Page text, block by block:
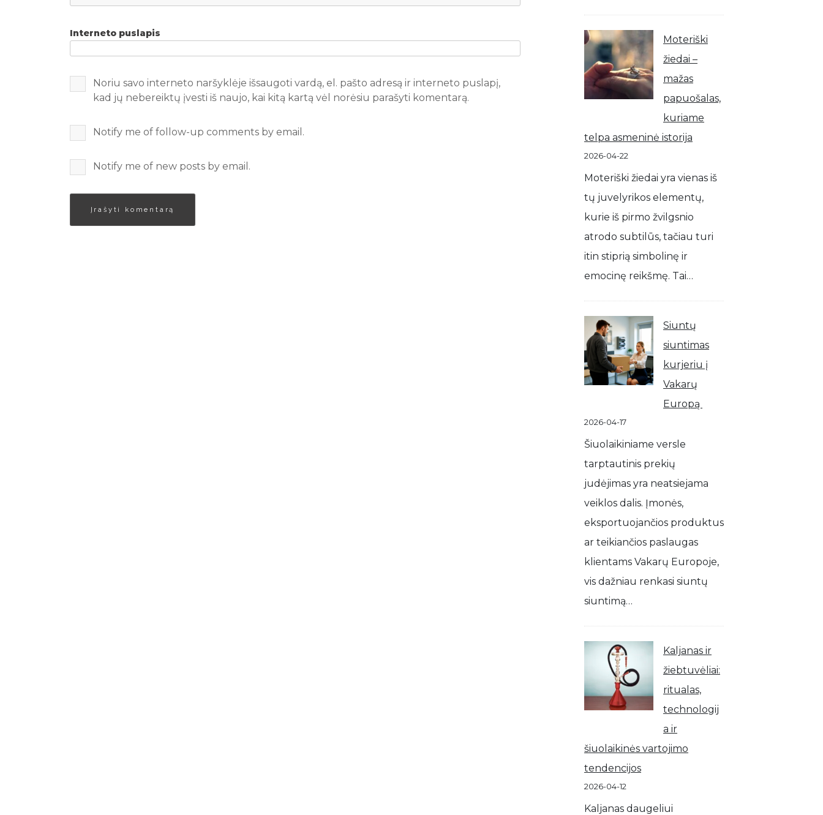
Interneto puslapis
Noriu savo interneto naršyklėje išsaugoti vardą, el. pašto adresą ir interneto puslapį,
kad jų nebereiktų įvesti iš naujo, kai kitą kartą vėl norėsiu parašyti komentarą.
Notify me of follow-up comments by email.
Notify me of new posts by email.
Moteriški
žiedai –
mažas
papuošalas,
kuriame
telpa asmeninė istorija
2026-04-22
Moteriški žiedai yra vienas iš
tų juvelyrikos elementų,
kurie iš pirmo žvilgsnio
atrodo subtilūs, tačiau turi
itin stiprią simbolinę ir
emocinę reikšmę. Tai…
Siuntų
siuntimas
kurjeriu į
Vakarų
Europą
2026-04-17
Šiuolaikiniame versle
tarptautinis prekių
judėjimas yra neatsiejama
veiklos dalis. Įmonės,
eksportuojančios produktus
ar teikiančios paslaugas
klientams Vakarų Europoje,
vis dažniau renkasi siuntų
siuntimą…
Kaljanas ir
žiebtuvėliai:
ritualas,
technologij
a ir
šiuolaikinės vartojimo
tendencijos
2026-04-12
Kaljanas daugeliui